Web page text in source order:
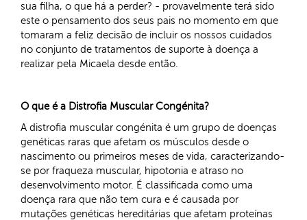
sua filha, o que há a perder? - provavelmente terá sido
este o pensamento dos seus pais no momento em que
tomaram a feliz decisão de incluir os nossos cuidados
no conjunto de tratamentos de suporte à doença a
realizar pela Micaela desde então.
O que é a Distrofia Muscular Congénita?
A distrofia muscular congénita é um grupo de doenças
genéticas raras que afetam os músculos desde o
nascimento ou primeiros meses de vida, caracterizando-
se por fraqueza muscular, hipotonia e atraso no
desenvolvimento motor. É classificada como uma
doença rara que não tem cura e é causada por
mutações genéticas hereditárias que afetam proteínas